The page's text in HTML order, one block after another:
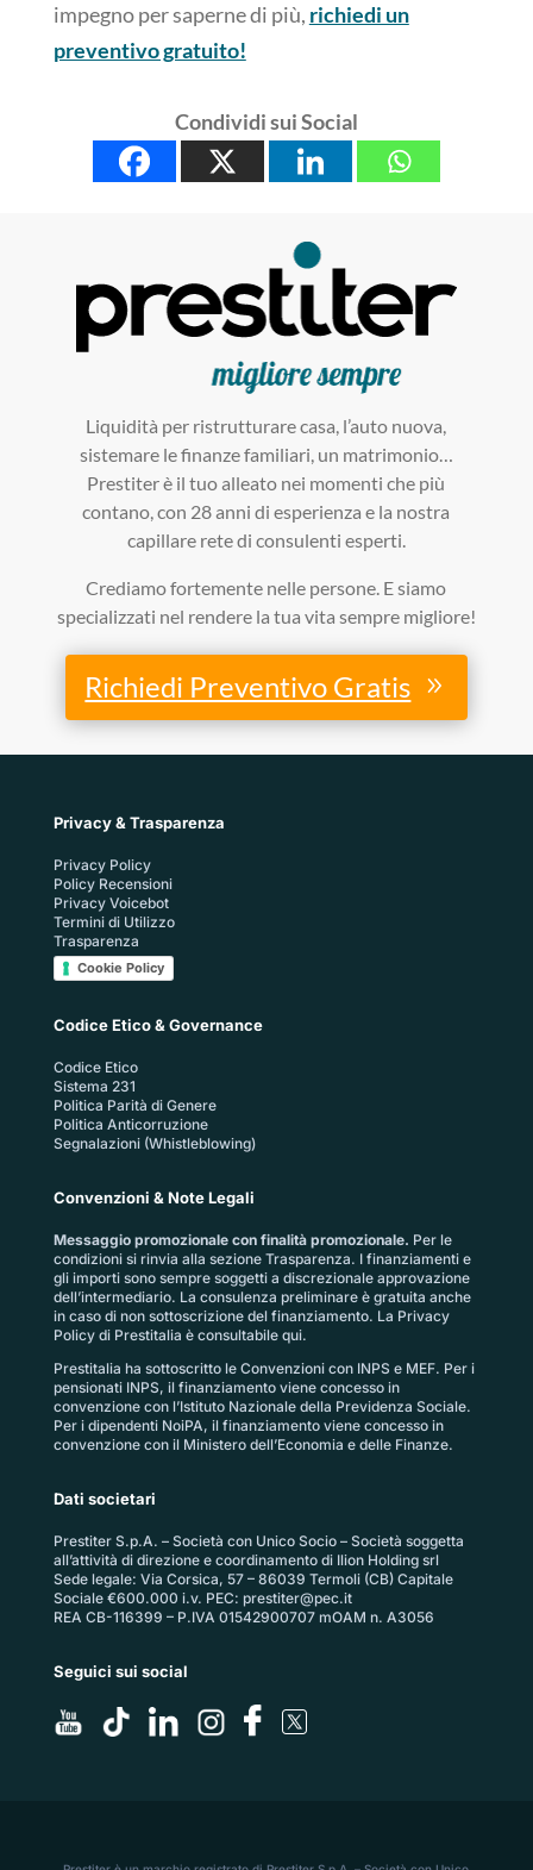
impegno per saperne di più, richiedi un
preventivo gratuito!
Condividi sui Social
Liquidità per ristrutturare casa, l’auto nuova,
sistemare le finanze familiari, un matrimonio…
Prestiter è il tuo alleato nei momenti che più
contano, con 28 anni di esperienza e la nostra
capillare rete di consulenti esperti.
Crediamo fortemente nelle persone. E siamo
specializzati nel rendere la tua vita sempre migliore!
Richiedi Preventivo Gratis
Privacy & Trasparenza
Privacy Policy
Policy Recensioni
Privacy Voicebot
Termini di Utilizzo
Trasparenza
Cookie Policy
Codice Etico & Governance
Codice Etico
Sistema 231
Politica Parità di Genere
Politica Anticorruzione
Segnalazioni (Whistleblowing)
Convenzioni & Note Legali
Messaggio promozionale con finalità promozionale. Per le
condizioni si rinvia alla sezione Trasparenza. I finanziamenti e
gli importi sono sempre soggetti a discrezionale approvazione
dell’intermediario. La consulenza preliminare è gratuita anche
in caso di non sottoscrizione del finanziamento. La Privacy
Policy di Prestitalia è consultabile qui.
Prestitalia ha sottoscritto le Convenzioni con INPS e MEF. Per i
pensionati INPS, il finanziamento viene concesso in
convenzione con l’Istituto Nazionale della Previdenza Sociale.
Per i dipendenti NoiPA, il finanziamento viene concesso in
convenzione con il Ministero dell’Economia e delle Finanze.
Dati societari
Prestiter S.p.A. – Società con Unico Socio – Società soggetta
all’attività di direzione e coordinamento di Ilion Holding srl
Sede legale: Via Corsica, 57 – 86039 Termoli (CB) Capitale
Sociale €600.000 i.v. PEC: prestiter@pec.it
REA CB-116399 – P.IVA 01542900707 mOAM n. A3056
Seguici sui social